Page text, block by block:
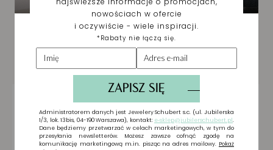
Biżuteria wybrana dla
Ciebie